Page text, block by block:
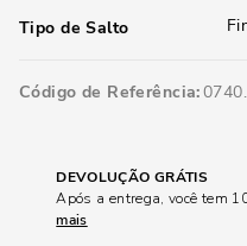
Tipo de Salto
Código de Referência
DEVOLUÇÃO GRÁTIS
Após a entrega, você tem
mais